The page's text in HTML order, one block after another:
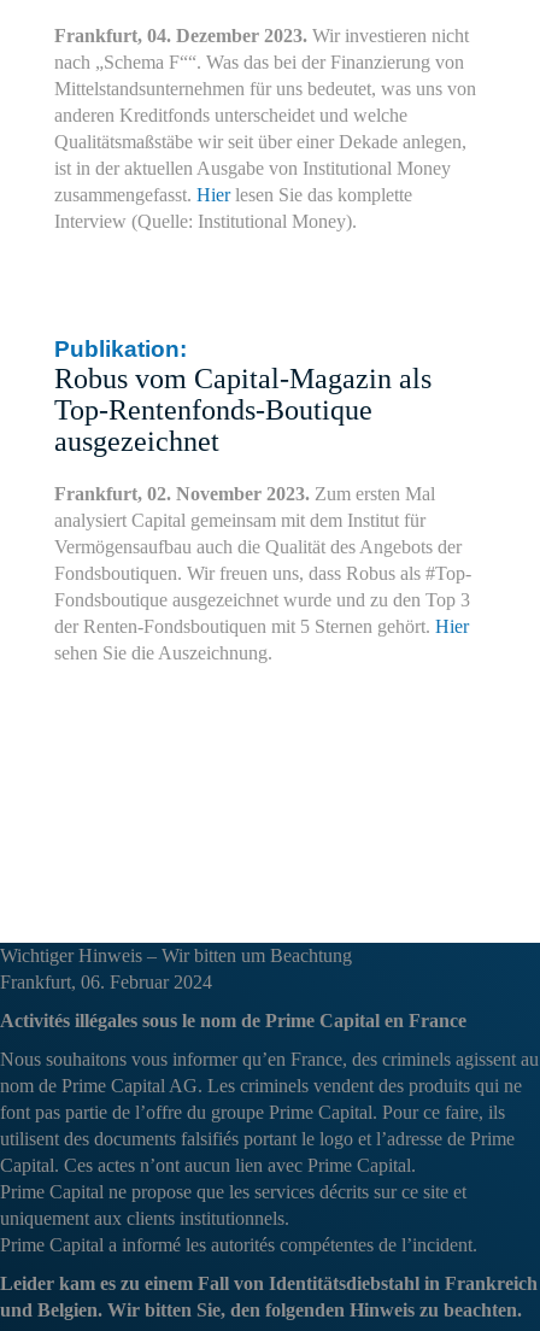
Frankfurt, 04. Dezember 2023. Wir investieren nicht
nach „Schema F““. Was das bei der Finanzierung von
Mittelstandsunternehmen für uns bedeutet, was uns von
anderen Kreditfonds unterscheidet und welche
Qualitätsmaßstäbe wir seit über einer Dekade anlegen,
ist in der aktuellen Ausgabe von Institutional Money
zusammengefasst. Hierlesen Sie das komplette
Interview (Quelle: Institutional Money).
Publikation:
Robus vom Capital-Magazin als
Top-Rentenfonds-Boutique
ausgezeichnet
Frankfurt, 02. November 2023. Zum ersten Mal
analysiert Capital gemeinsam mit dem Institut für
Vermögensaufbau auch die Qualität des Angebots der
Fondsboutiquen. Wir freuen uns, dass Robus als #Top-
Fondsboutique ausgezeichnet wurde und zu den Top 3
der Renten-Fondsboutiquen mit 5 Sternen gehört. Hier
sehen Sie die Auszeichnung.
Wichtiger Hinweis – Wir bitten um Beachtung
Frankfurt, 06. Februar 2024
Activités illégales sous le nom de Prime Capital en France
Nous souhaitons vous informer qu’en France, des criminels agissent au
nom de Prime Capital AG. Les criminels vendent des produits qui ne
font pas partie de l’offre du groupe Prime Capital. Pour ce faire, ils
utilisent des documents falsifiés portant le logo et l’adresse de Prime
Capital. Ces actes n’ont aucun lien avec Prime Capital.
Prime Capital ne propose que les services décrits sur ce site et
uniquement aux clients institutionnels.
Prime Capital a informé les autorités compétentes de l’incident.
Leider kam es zu einem Fall von Identitätsdiebstahl in Frankreich
und Belgien. Wir bitten Sie, den folgenden Hinweis zu beachten.